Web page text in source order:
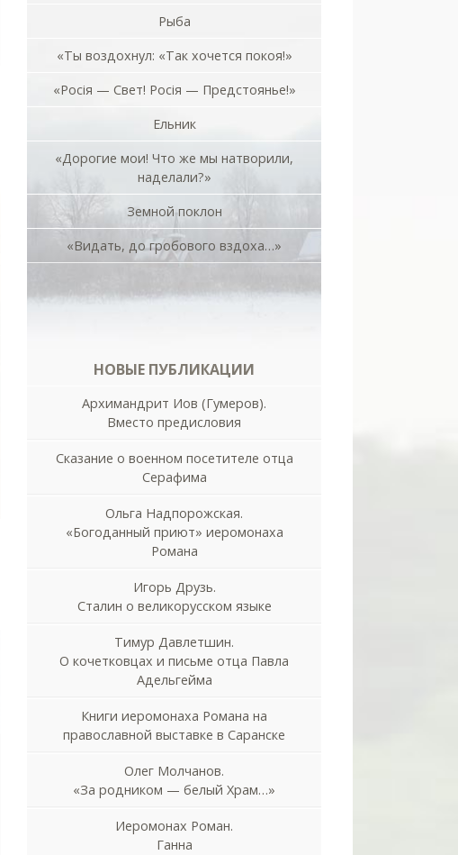
Рыба
«Ты воздохнул: «Так хочется покоя!»
«Росiя — Свет! Росiя — Предстоянье!»
Ельник
«Дорогие мои! Что же мы натворили,
наделали?»
Земной поклон
«Видать, до гробового вздоха…»
НОВЫЕ ПУБЛИКАЦИИ
Архимандрит Иов (Гумеров).
Вместо предисловия
Сказание о военном посетителе отца
Серафима
Ольга Надпорожская.
«Богоданный приют» иеромонаха
Романа
Игорь Друзь.
Сталин о великорусском языке
Тимур Давлетшин.
О кочетковцах и письме отца Павла
Адельгейма
Книги иеромонаха Романа на
православной выставке в Саранске
Олег Молчанов.
«За родником — белый Храм…»
Иеромонах Роман.
Ганна